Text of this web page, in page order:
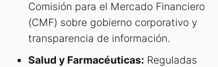
Comisión para el Mercado Financiero
(CMF) sobre gobierno corporativo y
transparencia de información.
Salud y Farmacéuticas: Reguladas